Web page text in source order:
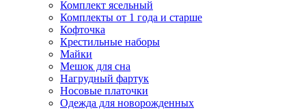
Комплект ясельный
Комплекты от 1 года и старше
Кофточка
Крестильные наборы
Майки
Мешок для сна
Нагрудный фартук
Носовые платочки
Одежда для новорожденных